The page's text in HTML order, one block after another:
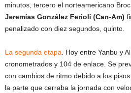
minutos, tercero el norteamericano
Jeremías González Ferioli (Can-Am)
penalizado con diez segundos, quinto.
La segunda etapa . Hoy entre Yanbu y
cronometrados y 104 de enlace. Se
con cambios de ritmo debido a los
la parte que cerraba la jornada con